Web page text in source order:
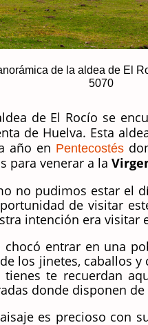
de la aldea de El
5070
de El Rocío se
de Huelva. Esta
año en Pentecostés
para venerar a la
no pudimos estar el
de visitar
intención era visitar
chocó entrar en una
los jinetes, caballos
tienes te recuerdan
donde disponen
es precioso con